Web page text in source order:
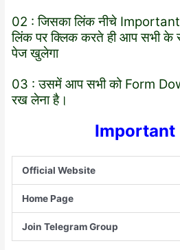
02 : जिसका लिंक नीचे Important
लिंक पर क्लिक करते ही आप सभी
पेज खुलेगा
03 : उसमें आप सभी को Form
रख लेना है।
Important
Official Website
Home Page
Join Telegram Group